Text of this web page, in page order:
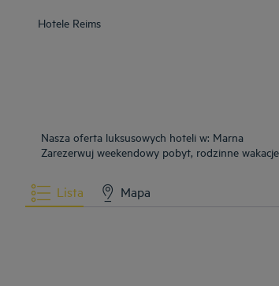
Hotele Reims
Nasza oferta luksusowych hoteli w: Marna
Zarezerwuj weekendowy pobyt, rodzinne
Lista Mapa